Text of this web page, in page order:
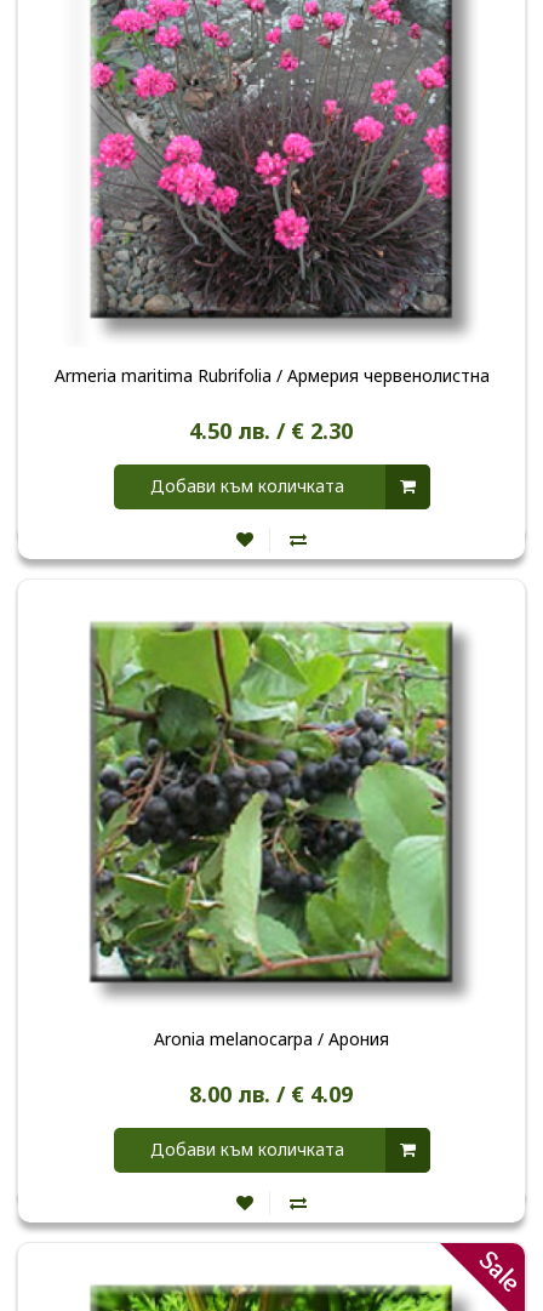
Armeria maritima Rubrifolia / Армерия червенолистна
4.50 лв. / € 2.30
Добави към количката
Aronia melanocarpa / Арония
8.00 лв. / € 4.09
Добави към количката
Sale